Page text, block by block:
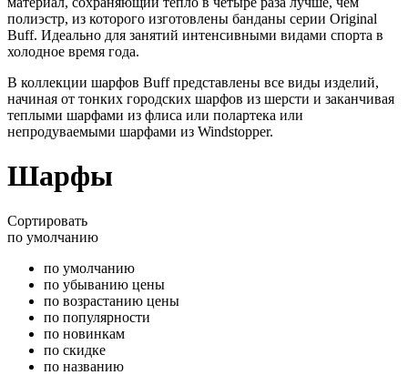
полиэстр, из которого изготовлены банданы серии Original
Buff. Идеально для занятий интенсивными видами спорта в
холодное время года.
В коллекции шарфов Buff представлены все виды изделий,
начиная от тонких городских шарфов из шерсти и заканчивая
теплыми шарфами из флиса или полартека или
непродуваемыми шарфами из Windstopper.
Шарфы
Сортировать
по умолчанию
по умолчанию
по убыванию цены
по возрастанию цены
по популярности
по новинкам
по скидке
по названию